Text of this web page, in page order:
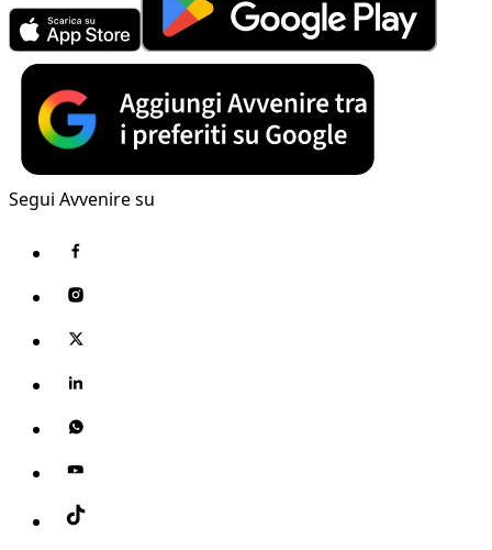
Segui Avvenire su